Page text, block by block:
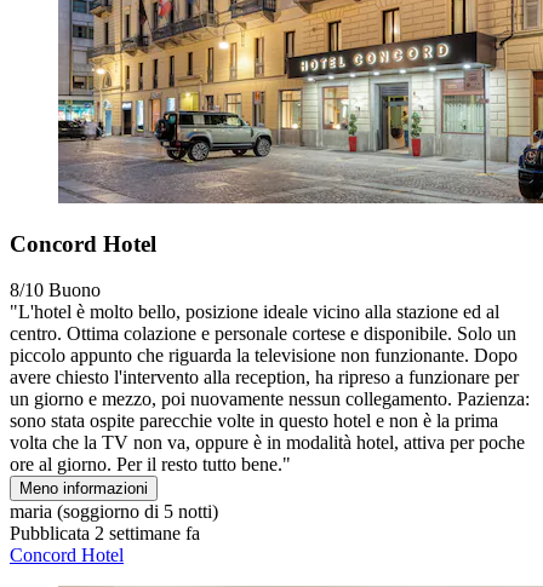
Concord Hotel
8/10 Buono
"L'hotel è molto bello, posizione ideale vicino alla stazione ed al
centro. Ottima colazione e personale cortese e disponibile. Solo un
piccolo appunto che riguarda la televisione non funzionante. Dopo
avere chiesto l'intervento alla reception, ha ripreso a funzionare per
un giorno e mezzo, poi nuovamente nessun collegamento. Pazienza:
sono stata ospite parecchie volte in questo hotel e non è la prima
volta che la TV non va, oppure è in modalità hotel, attiva per poche
ore al giorno. Per il resto tutto bene."
Meno informazioni
maria (soggiorno di 5 notti)
Pubblicata 2 settimane fa
Concord Hotel